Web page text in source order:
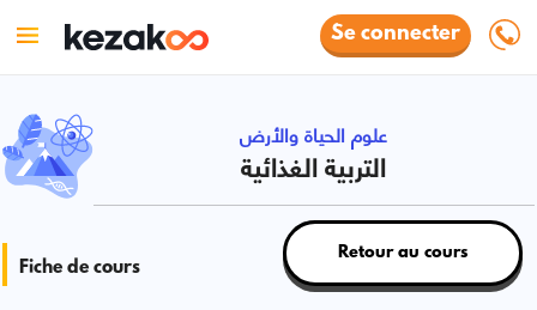
Se connecter
علوم الحياة والأرض
التربية الغذائية
Fiche de cours
Retour au cours